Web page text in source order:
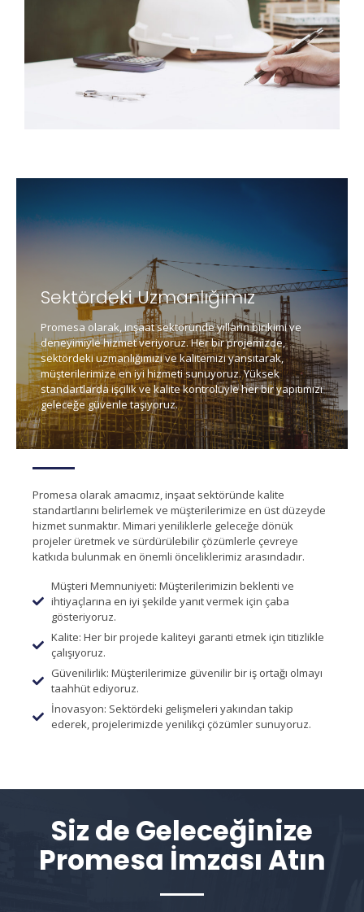
Sektördeki Uzmanlığımız
Promesa olarak, inşaat sektöründe yılların birikimi ve
deneyimiyle hizmet veriyoruz. Her bir projemizde,
sektördeki uzmanlığımızı ve kalitemizi yansıtarak,
müşterilerimize en iyi hizmeti sunuyoruz. Yüksek
standartlarda işçilik ve kalite kontrolüyle her bir yapıtımızı
geleceğe güvenle taşıyoruz.
Promesa olarak amacımız, inşaat sektöründe kalite
standartlarını belirlemek ve müşterilerimize en üst düzeyde
hizmet sunmaktır. Mimari yeniliklerle geleceğe dönük
projeler üretmek ve sürdürülebilir çözümlerle çevreye
katkıda bulunmak en önemli önceliklerimiz arasındadır.
Müşteri Memnuniyeti: Müşterilerimizin beklenti ve
ihtiyaçlarına en iyi şekilde yanıt vermek için çaba
gösteriyoruz.
Kalite: Her bir projede kaliteyi garanti etmek için titizlikle
çalışıyoruz.
Güvenilirlik: Müşterilerimize güvenilir bir iş ortağı olmayı
taahhüt ediyoruz.
İnovasyon: Sektördeki gelişmeleri yakından takip
ederek, projelerimizde yenilikçi çözümler sunuyoruz.
Siz de Geleceğinize
Promesa İmzası Atın